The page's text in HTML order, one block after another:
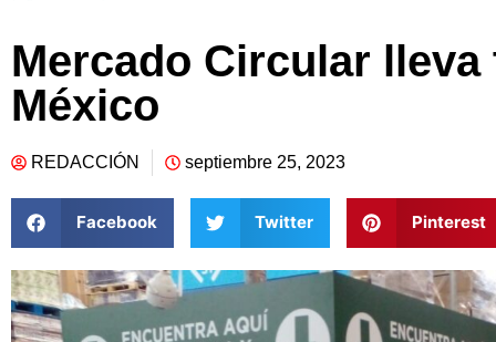
Mercado Circular
México
REDACCIÓN septiembre 25, 2023
Facebook Twitter Pinterest